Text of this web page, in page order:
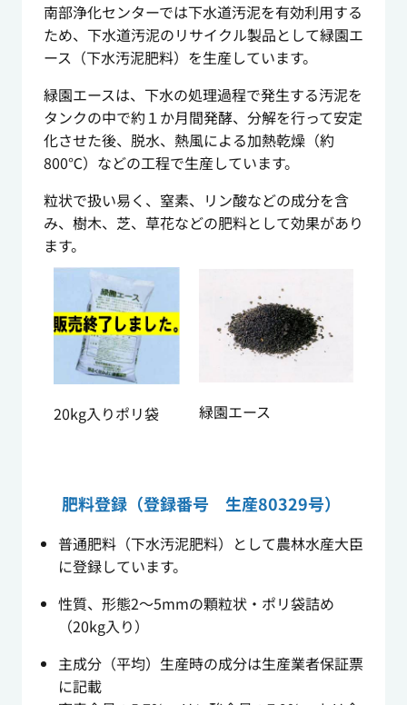
南部浄化センターでは下水道汚泥を有効利用する
ため、下水道汚泥のリサイクル製品として緑園エ
ース（下水汚泥肥料）を生産しています。
緑園エースは、下水の処理過程で発生する汚泥を
タンクの中で約１か月間発酵、分解を行って安定
化させた後、脱水、熱風による加熱乾燥（約
800℃）などの工程で生産しています。
粒状で扱い易く、窒素、リン酸などの成分を含
み、樹木、芝、草花などの肥料として効果があり
ます。
20kg入りポリ袋 緑園エース
肥料登録（登録番号 生産80329号）
普通肥料（下水汚泥肥料）として農林水産大臣
に登録しています。
性質、形態2～5mmの顆粒状・ポリ袋詰め
（20kg入り）
主成分（平均）生産時の成分は生産業者保証票
に記載